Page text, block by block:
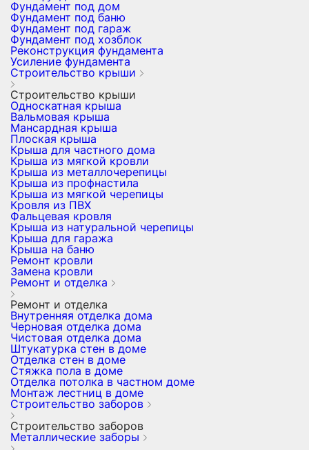
Фундамент под дом
Фундамент под баню
Фундамент под гараж
Фундамент под хозблок
Реконструкция фундамента
Усиление фундамента
Строительство крыши
Строительство крыши
Односкатная крыша
Вальмовая крыша
Мансардная крыша
Плоская крыша
Крыша для частного дома
Крыша из мягкой кровли
Крыша из металлочерепицы
Крыша из профнастила
Крыша из мягкой черепицы
Кровля из ПВХ
Фальцевая кровля
Крыша из натуральной черепицы
Крыша для гаража
Крыша на баню
Ремонт кровли
Замена кровли
Ремонт и отделка
Ремонт и отделка
Внутренняя отделка дома
Черновая отделка дома
Чистовая отделка дома
Штукатурка стен в доме
Отделка стен в доме
Стяжка пола в доме
Отделка потолка в частном доме
Монтаж лестниц в доме
Строительство заборов
Строительство заборов
Металлические заборы